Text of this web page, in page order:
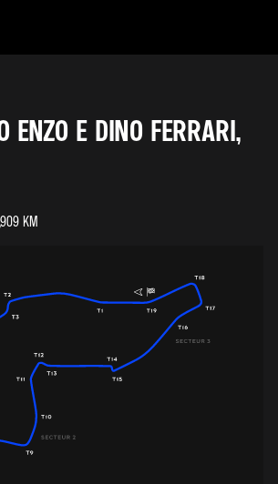
ENZO E DINO FERRARI,
KM